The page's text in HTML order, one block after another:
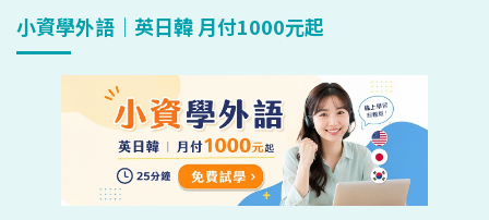
小資學外語｜英日韓 月付1000元起